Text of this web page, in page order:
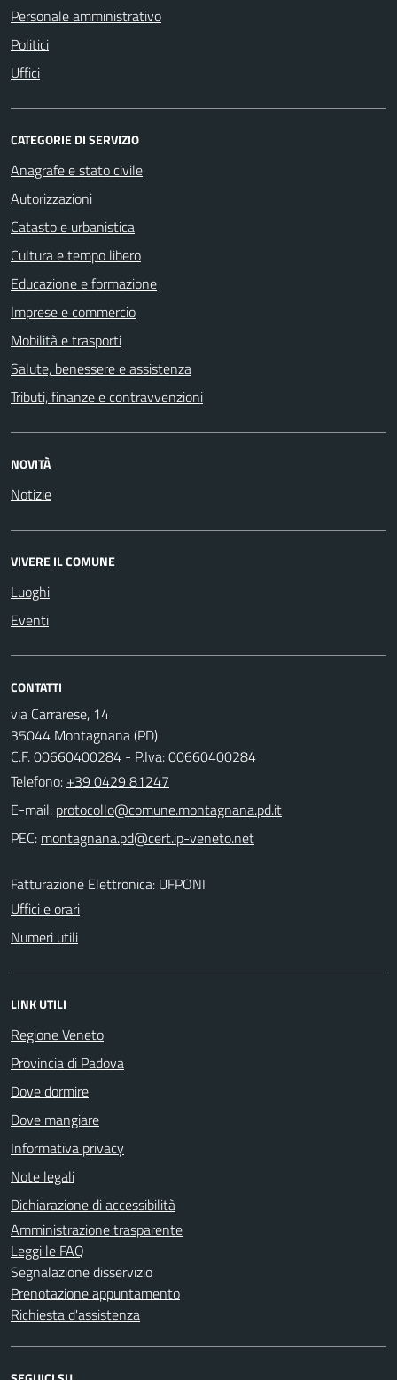
Personale amministrativo
Politici
Uffici
CATEGORIE DI SERVIZIO
Anagrafe e stato civile
Autorizzazioni
Catasto e urbanistica
Cultura e tempo libero
Educazione e formazione
Imprese e commercio
Mobilità e trasporti
Salute, benessere e assistenza
Tributi, finanze e contravvenzioni
NOVITÀ
Notizie
VIVERE IL COMUNE
Luoghi
Eventi
CONTATTI
via Carrarese, 14
35044 Montagnana (PD)
C.F. 00660400284 - P.Iva: 00660400284
Telefono: +39 0429 81247
E-mail:
PEC:
Fatturazione Elettronica: UFPONI
Uffici e orari
Numeri utili
LINK UTILI
Regione Veneto
Provincia di Padova
Dove dormire
Dove mangiare
Informativa privacy
Note legali
Dichiarazione di accessibilità
Amministrazione trasparente
Leggi le FAQ
Segnalazione disservizio
Prenotazione appuntamento
Richiesta d'assistenza